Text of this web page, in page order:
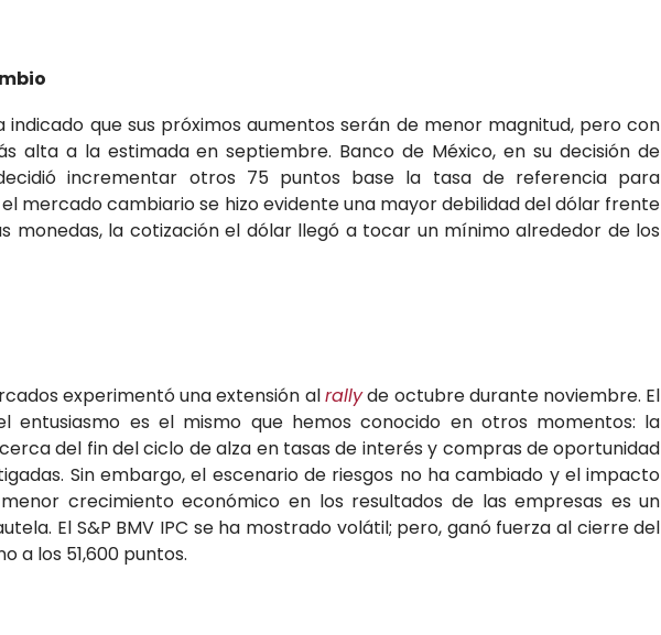
indicado que sus próximos aumentos serán de menor magnitud, pero con
alta a la estimada en septiembre. Banco de México, en su decisión de
incrementar otros 75 puntos base la tasa de referencia para
el mercado cambiario se hizo evidente una mayor debilidad del dólar frente
monedas, la cotización el dólar llegó a tocar un mínimo alrededor de los
experimentó una extensión alrallyde octubre durante noviembre. El
entusiasmo es el mismo que hemos conocido en otros momentos: la
del fin del ciclo de alza en tasas de interés y compras de oportunidad
Sin embargo, el escenario de riesgos no ha cambiado y el impacto
crecimiento económico en los resultados de las empresas es un
El S&P BMV IPC se ha mostrado volátil; pero, ganó fuerza al cierre del
a los 51,600 puntos.